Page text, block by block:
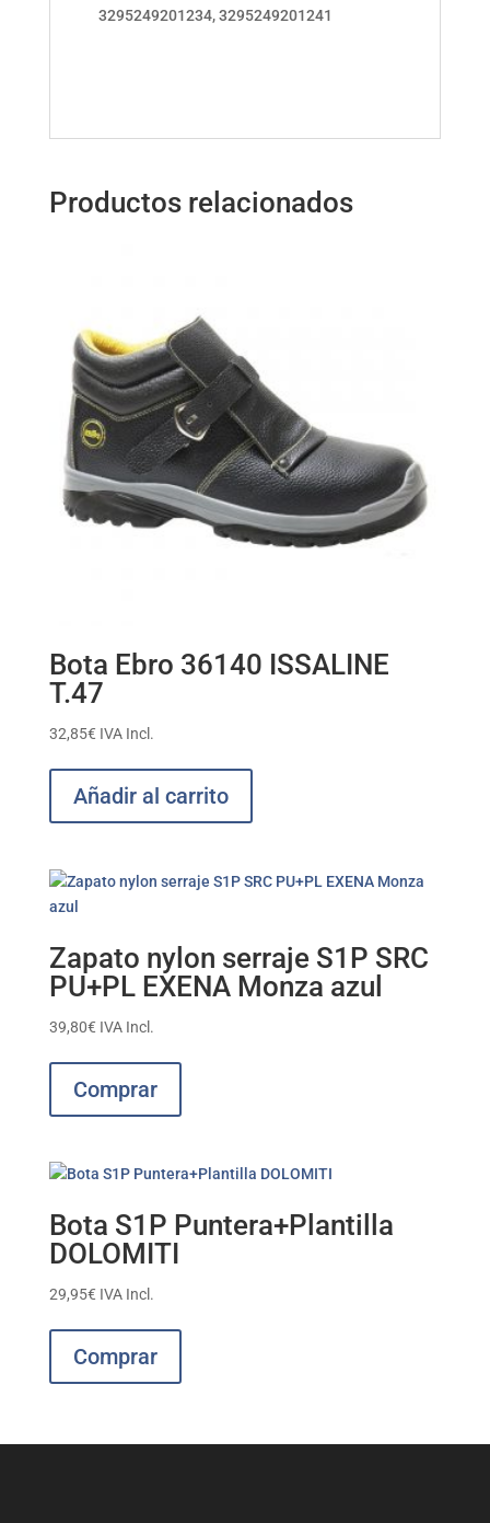
3295249201234, 3295249201241
Productos relacionados
Bota Ebro 36140 ISSALINE
T.47
32,85€ IVA Incl.
Añadir al carrito
Zapato nylon serraje S1P SRC
PU+PL EXENA Monza azul
39,80€ IVA Incl.
Comprar
Las
se
la
de
Bota S1P Puntera+Plantilla
DOLOMITI
29,95€ IVA Incl.
Comprar
Las